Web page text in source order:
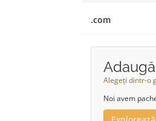
.com
Alegeți dintr-o
Noi avem